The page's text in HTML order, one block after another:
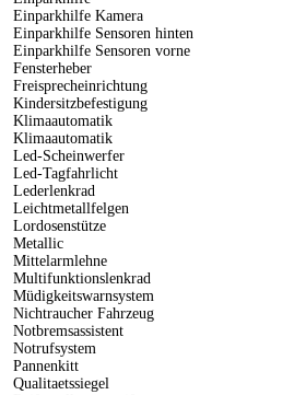
Einparkhilfe Kamera
Einparkhilfe Sensoren hinten
Einparkhilfe Sensoren vorne
Fensterheber
Freisprecheinrichtung
Kindersitzbefestigung
Klimaautomatik
Klimaautomatik
Led-Scheinwerfer
Led-Tagfahrlicht
Lederlenkrad
Leichtmetallfelgen
Lordosenstütze
Metallic
Mittelarmlehne
Multifunktionslenkrad
Müdigkeitswarnsystem
Nichtraucher Fahrzeug
Notbremsassistent
Notrufsystem
Pannenkitt
Qualitaetssiegel